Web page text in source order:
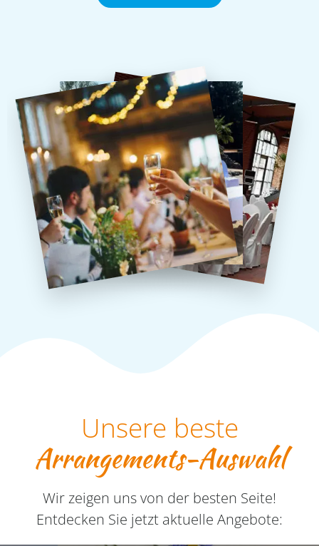
Unsere beste
Arrangements-Auswahl
Wir zeigen uns von der besten Seite!
Entdecken Sie jetzt aktuelle Angebote: